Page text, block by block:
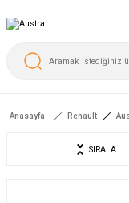
Anasayfa Renault
SIRALA